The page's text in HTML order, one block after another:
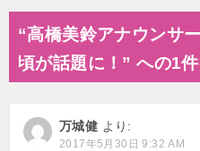
ビ
ゲ
シ
“高橋美鈴アナウンサ
頃が話題に！” への1
万城健 より:
2017年5月30日 9:32 AM